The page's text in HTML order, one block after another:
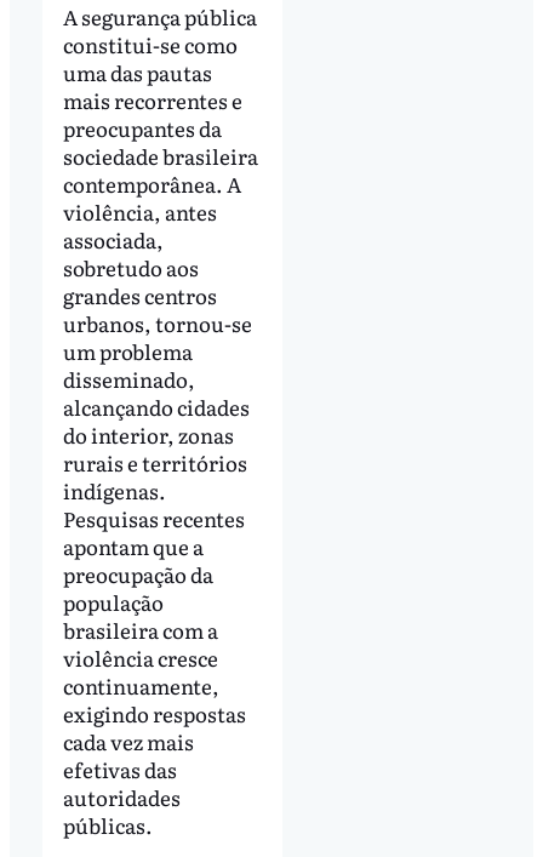
A segurança pública
constitui-se como
uma das pautas
mais recorrentes e
preocupantes da
sociedade brasileira
contemporânea. A
violência, antes
associada,
sobretudo aos
grandes centros
urbanos, tornou-se
um problema
disseminado,
alcançando cidades
do interior, zonas
rurais e territórios
indígenas.
Pesquisas recentes
apontam que a
preocupação da
população
brasileira com a
violência cresce
continuamente,
exigindo respostas
cada vez mais
efetivas das
autoridades
públicas.